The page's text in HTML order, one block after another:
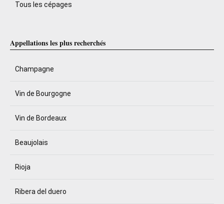
Tous les cépages
Appellations les plus recherchés
Champagne
Vin de Bourgogne
Vin de Bordeaux
Beaujolais
Rioja
Ribera del duero